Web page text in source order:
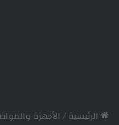
الرئيسية/ الأجهزة